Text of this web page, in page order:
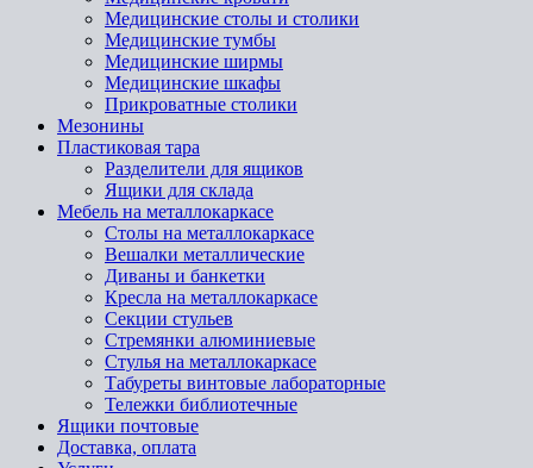
Медицинские столы и столики
Медицинские тумбы
Медицинские ширмы
Медицинские шкафы
Прикроватные столики
Мезонины
Пластиковая тара
Разделители для ящиков
Ящики для склада
Мебель на металлокаркасе
Cтолы на металлокаркасе
Вешалки металлические
Диваны и банкетки
Кресла на металлокаркасе
Секции стульев
Стремянки алюминиевые
Стулья на металлокаркасе
Табуреты винтовые лабораторные
Тележки библиотечные
Ящики почтовые
Доставка, оплата